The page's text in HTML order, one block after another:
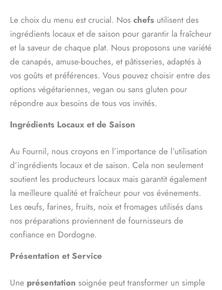
Le choix du menu est crucial. Nos chefs utilisent des
ingrédients locaux et de saison pour garantir la fraîcheur
et la saveur de chaque plat. Nous proposons une variété
de canapés, amuse-bouches, et pâtisseries, adaptés à
vos goûts et préférences. Vous pouvez choisir entre des
options végétariennes, vegan ou sans gluten pour
répondre aux besoins de tous vos invités.
Ingrédients Locaux et de Saison
Au Fournil, nous croyons en l’importance de l’utilisation
d’ingrédients locaux et de saison. Cela non seulement
soutient les producteurs locaux mais garantit également
la meilleure qualité et fraîcheur pour vos événements.
Les œufs, farines, fruits, noix et fromages utilisés dans
nos préparations proviennent de fournisseurs de
confiance en Dordogne.
Présentation et Service
Une présentation soignée peut transformer un simple